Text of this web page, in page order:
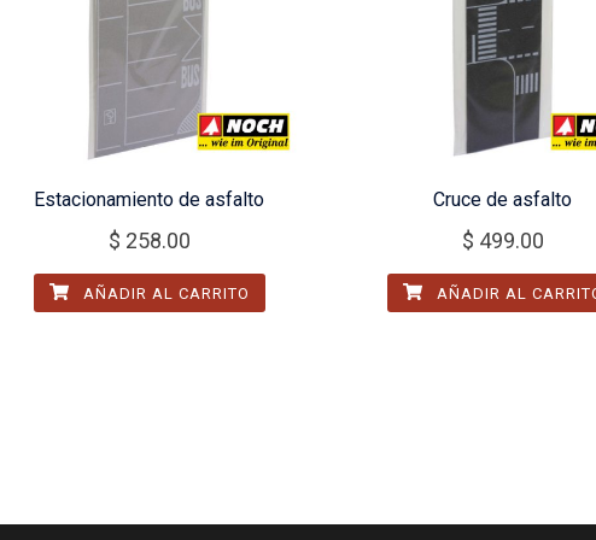
Estacionamiento de asfalto
$ 258.00
AÑADIR AL CARRITO
Cruce de asfalto
$ 499.00
AÑADIR AL